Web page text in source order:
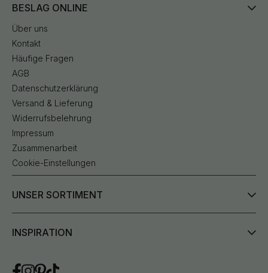
BESLAG ONLINE
Über uns
Kontakt
Häufige Fragen
AGB
Datenschutzerklärung
Versand & Lieferung
Widerrufsbelehrung
Impressum
Zusammenarbeit
Cookie-Einstellungen
UNSER SORTIMENT
INSPIRATION